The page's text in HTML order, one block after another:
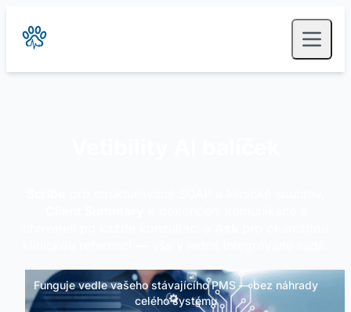
Funguje vedle vašeho stávajícího PMS — bez náhrady
celého systému